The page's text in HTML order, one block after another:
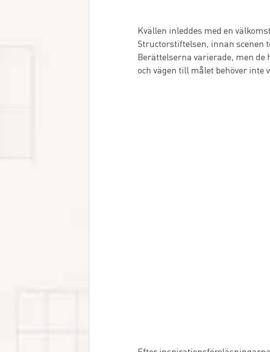
Kvällen inleddes med en
Structorstiftelsen, innan scenen
Berättelserna varierade, men
och vägen till målet behöver inte